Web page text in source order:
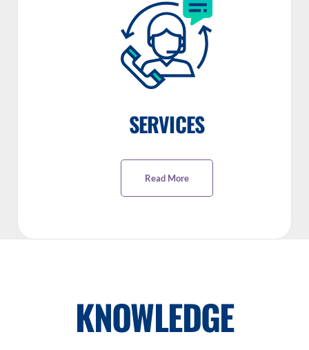
SERVICES
Read More
KNOWLEDGE